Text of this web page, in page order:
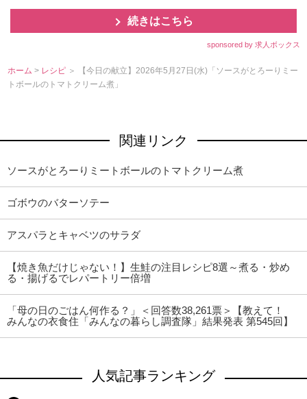
続きはこちら
sponsored by 求人ボックス
ホーム > レシピ ＞ 【今日の献立】2026年5月27日(水)「ソースがとろーりミー
トボールのトマトクリーム煮」
関連リンク
ソースがとろーりミートボールのトマトクリーム煮
ゴボウのバターソテー
アスパラとキャベツのサラダ
【焼き魚だけじゃない！】生鮭の注目レシピ8選～煮る・炒め
る・揚げるでレパートリー倍増
「母の日のごはん何作る？」＜回答数38,261票＞【教えて！
みんなの衣食住「みんなの暮らし調査隊」結果発表 第545回】
人気記事ランキング